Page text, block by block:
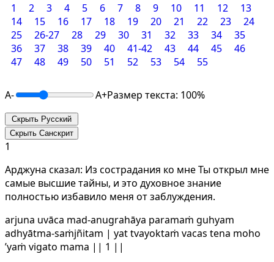
1 2 3 4 5 6 7 8 9 10 11 12
13
14
15 16 17 18 19 20 21 22 23
24
25
26-27 28 29 30 31 32 33 34
35
36
37 38 39 40 41-42 43 44 45
46
47
48 49 50 51 52 53 54 55
A- A+Размер текста: 100%
Скрыть Русский
Скрыть Санскрит
1
Арджуна сказал: Из сострадания ко мне Ты открыл мне
самые высшие тайны, и это духовное знание
полностью избавило меня от заблуждения.
arjuna uvāca mad-anugrahāya paramaṁ guhyam
adhyātma-saṁjñitam | yat tvayoktaṁ vacas tena moho
’yaṁ vigato mama || 1 ||